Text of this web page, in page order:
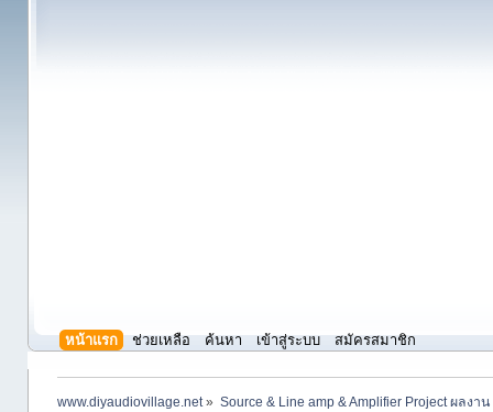
หน้าแรก ช่วยเหลือ ค้นหา เข้าสู่ระบบ สมัครสมาชิก
www.diyaudiovillage.net» Source & Line amp & Amplifier Project ผลงาน